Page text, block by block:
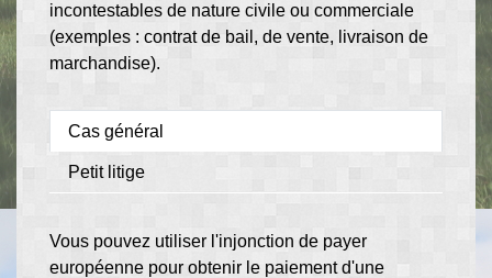
incontestables de nature civile ou commerciale
(exemples : contrat de bail, de vente, livraison de
marchandise).
Cas général
Petit litige
Vous pouvez utiliser l'injonction de payer
européenne pour obtenir le paiement d'une